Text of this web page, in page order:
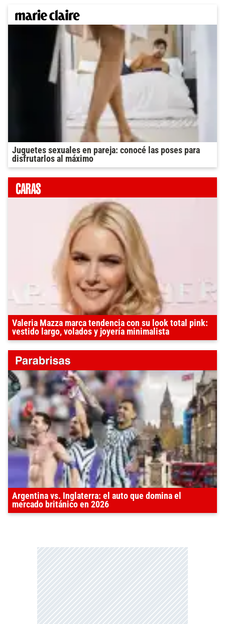
Juguetes sexuales en pareja: conocé las poses para
disfrutarlos al máximo
Valeria Mazza marca tendencia con su look total pink:
vestido largo, volados y joyería minimalista
Argentina vs. Inglaterra: el auto que domina el
mercado británico en 2026